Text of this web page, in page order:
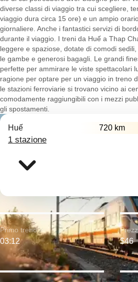
diverse classi di viaggio tra cui scegliere,
viaggio dura circa 15 ore) e un ampio
giornaliere. Anche i fantastici servizi di
durante il viaggio. I treni da Huế a Thap
leggere e spaziose, dotate di comodi
le gambe e generosi bagagli. Le grandi
perfette per ammirare le viste spettacolari
ragione per optare per un viaggio in treno
le stazioni ferroviarie si trovano vicino ai
comodamente raggiungibili con i mezzi
gli spostamenti.
Huế 720 km
1 stazione
Primo treno:
03:12 $46